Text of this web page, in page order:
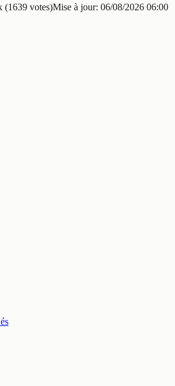
(1639 votes)Mise à jour: 06/08/2026 06:00